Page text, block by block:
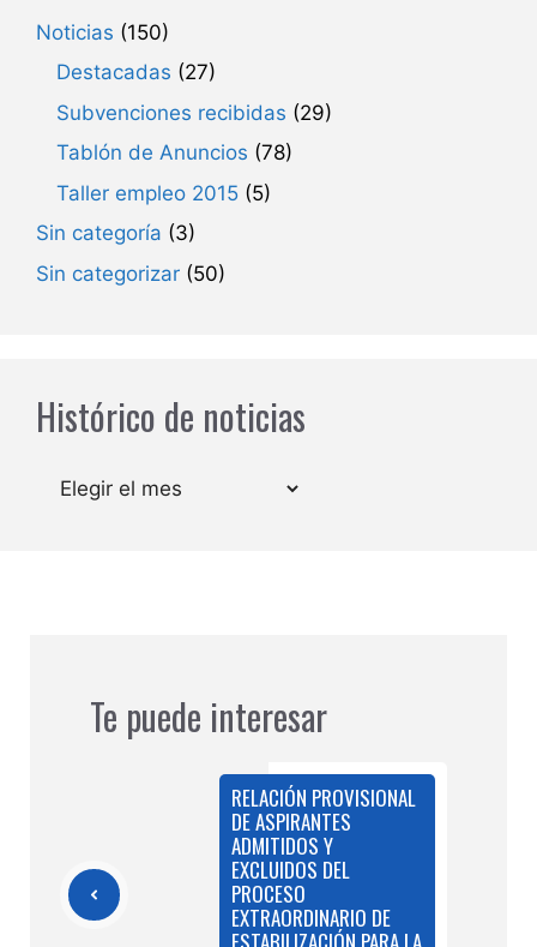
Noticias (150)
Destacadas (27)
Subvenciones recibidas (29)
Tablón de Anuncios (78)
Taller empleo 2015 (5)
Sin categoría (3)
Sin categorizar (50)
Histórico de noticias
Archivos
Te puede interesar
RELACIÓN PROVISIONAL
DE ASPIRANTES
ADMITIDOS Y
EXCLUIDOS DEL
PROCESO
EXTRAORDINARIO DE